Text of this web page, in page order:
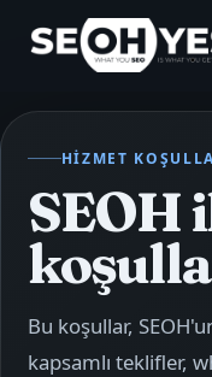
SEOH
HIZMET
SEOH
Bu koşullar,
kapsamlı teklifler,